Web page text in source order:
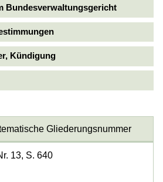
Bundesverwaltungsgericht
Kündigung
Gliederungsnummer
13, S. 640